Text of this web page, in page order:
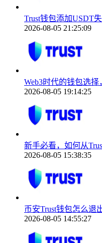
Trust钱包添加USDT
2026-08-05 21:25:09
Web3时代的钱包选择
2026-08-05 19:14:25
新手必看，如何从
2026-08-05 15:38:35
币安Trust钱包怎么退
2026-08-05 14:55:27